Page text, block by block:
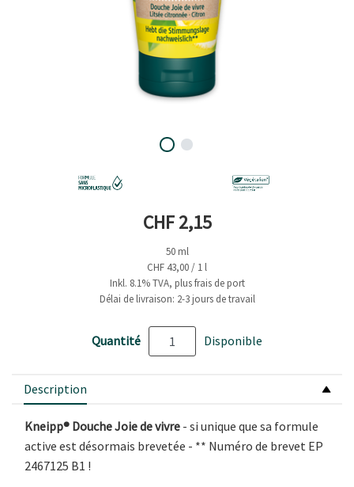
Prix actuel
CHF 2,15
50 ml
CHF 43,00 / 1 l
Inkl. 8.1% TVA, plus frais de port
Délai de livraison: 2-3 jours de travail
Quantité Disponible
Description
Kneipp® Douche Joie de vivre - si unique que sa formule
active est désormais brevetée - ** Numéro de brevet EP
2467125 B1 !